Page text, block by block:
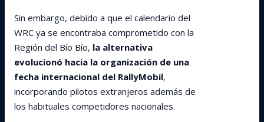
Sin embargo, debido a que el calendario del
WRC ya se encontraba comprometido con la
Región del Bío Bío, la alternativa
evolucionó hacia la organización de una
fecha internacional del RallyMobil,
incorporando pilotos extranjeros además de
los habituales competidores nacionales.